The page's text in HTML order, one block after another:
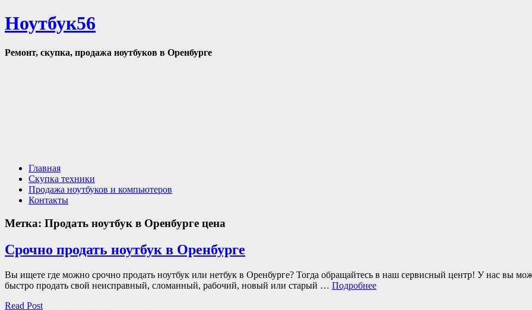
Ноутбук56
Ремонт, скупка, продажа ноутбуков в Оренбурге
Главная
Скупка техники
Продажа ноутбуков и компьютеров
Контакты
Метка: Продать ноутбук в Оренбурге цена
Срочно продать ноутбук в Оренбурге
Вы ищете где можно срочно продать ноутбук или нетбук в Оренбурге? Тогда обращайтесь в наш сервисный центр! У нас вы
быстро продать свой неисправный, сломанный, рабочий, новый или старый … Подробнее
Read Post